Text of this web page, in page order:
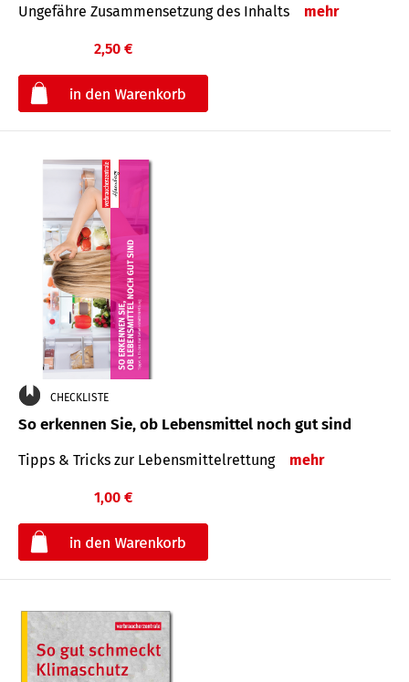
Ungefähre Zusammensetzung des Inhalts mehr
2,50 €
CHECKLISTE
So erkennen Sie, ob Lebensmittel noch gut sind
Tipps & Tricks zur Lebensmittelrettung mehr
1,00 €